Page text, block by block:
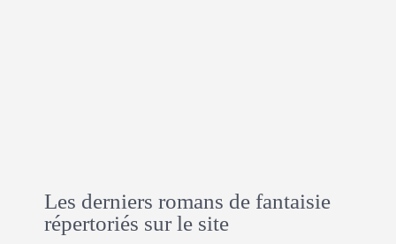
Les derniers romans de fantaisie
répertoriés sur le site